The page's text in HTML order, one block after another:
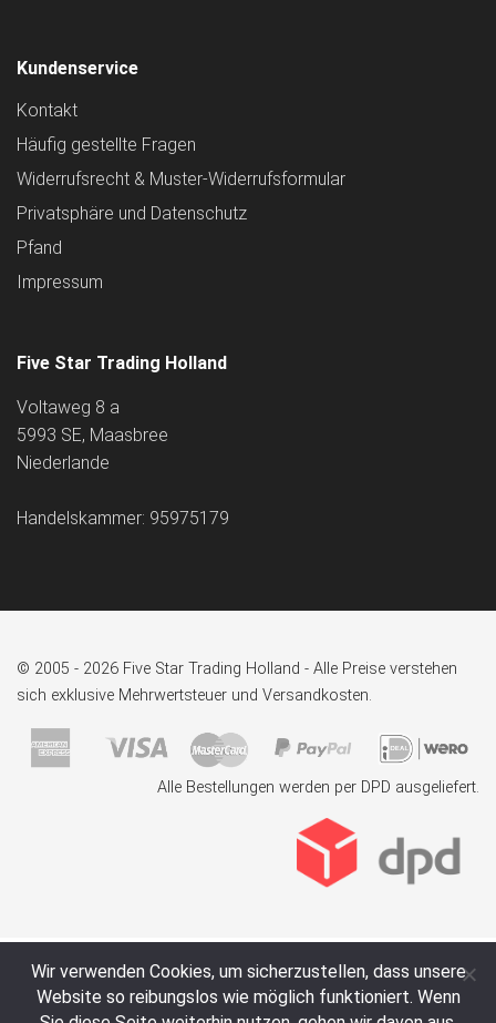
Kundenservice
Kontakt
Häufig gestellte Fragen
Widerrufsrecht & Muster-Widerrufsformular
Privatsphäre und Datenschutz
Pfand
Impressum
Five Star Trading Holland
Voltaweg 8 a
5993 SE, Maasbree
Niederlande
Handelskammer: 95975179
© 2005 - 2026 Five Star Trading Holland - Alle Preise verstehen
sich exklusive Mehrwertsteuer und Versandkosten.
Alle Bestellungen werden per DPD ausgeliefert.
Wir verwenden Cookies, um sicherzustellen, dass unsere
Website so reibungslos wie möglich funktioniert. Wenn